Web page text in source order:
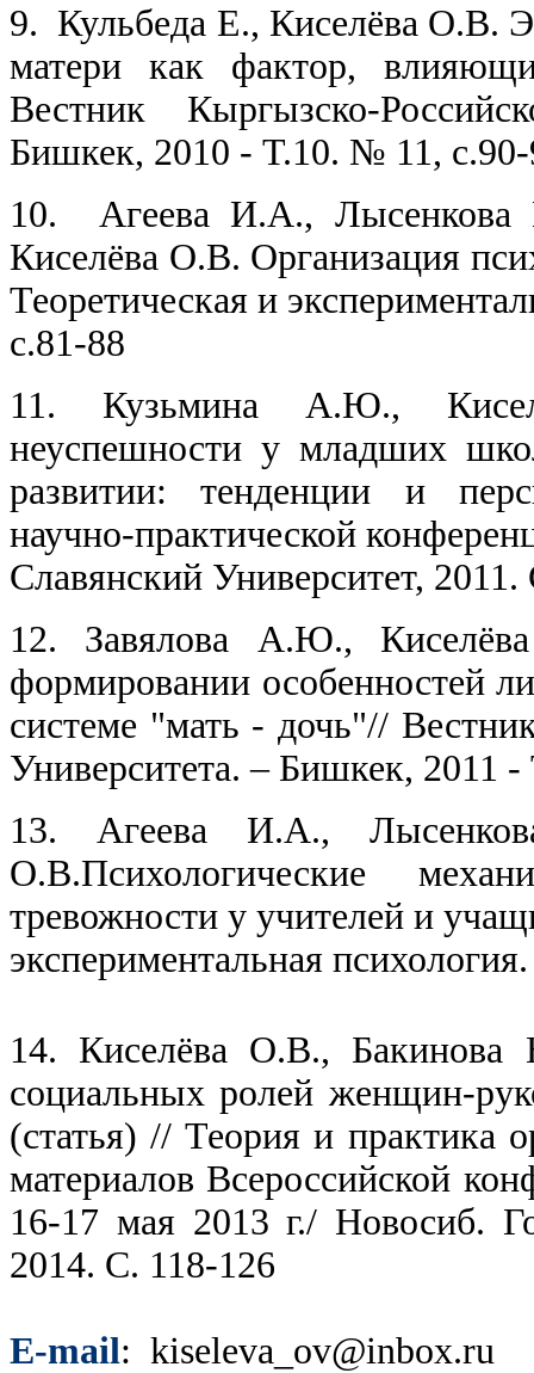
9. Кульбеда Е., Киселёва О.В.
матери как фактор,
Вестник Кыргызско-
Бишкек, 2010 - Т.10. № 11,
10. Агеева И.А.,
Киселёва О.В. Организация
Теоретическая и
с.81-88
11. Кузьмина А.Ю.,
неуспешности у младших
развитии: тенденции и
научно-практической
Славянский Университет,
12. Завялова А.Ю.,
формировании особенностей
системе "мать - дочь"//
Университета. – Бишкек, 2011
13. Агеева И.А.,
О.В.Психологические
тревожности у учителей и
экспериментальная
14. Киселёва О.В., Бакинова
социальных ролей женщин-
(статья) // Теория и практика
материалов Всероссийской
16-17 мая 2013 г./ Новосиб.
2014. С. 118-126
E-mail: kiseleva_ov@inbox.ru